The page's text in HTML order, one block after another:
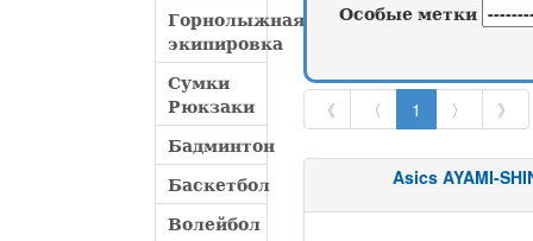
Горнолыжная
экипировка
Сумки
Рюкзаки
Бадминтон
Баскетбол
Волейбол
Особые метки
《 〈 1 〉 》
Asics AYAMI-